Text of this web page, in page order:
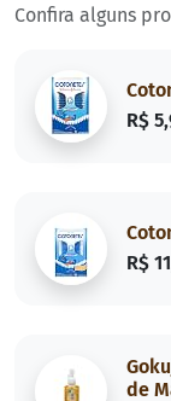
Confira alguns
R$
R$
de